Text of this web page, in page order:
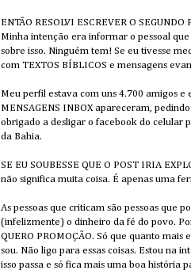
ENTÃO RESOLVI ESCREVER O
Minha intenção era informar o pessoal
sobre isso. Ninguém tem! Se eu tivesse
com TEXTOS BÍBLICOS e mensagens
Meu perfil estava com uns 4.700 amigos
MENSAGENS INBOX apareceram,
obrigado a desligar o facebook do celular
da Bahia.
SE EU SOUBESSE QUE O POST IRIA
não significa muita coisa. É apenas uma
As pessoas que criticam são pessoas que
(infelizmente) o dinheiro da fé do povo.
QUERO PROMOÇÃO. Só que quanto
sou. Não ligo para essas coisas. Estou na
isso passa e só fica mais uma boa história